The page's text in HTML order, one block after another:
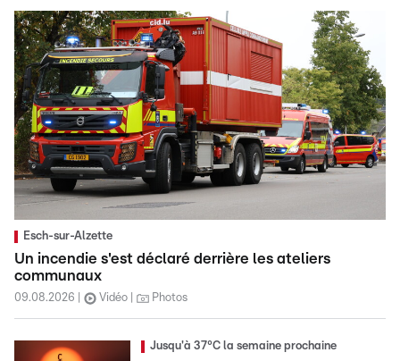
Esch-sur-Alzette
Un incendie s'est déclaré derrière les ateliers
communaux
09.08.2026 Vidéo Photos
Jusqu'à 37°C la semaine prochaine